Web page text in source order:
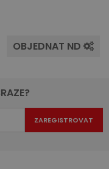
OBJEDNAT ND
ZAREGISTROVAT